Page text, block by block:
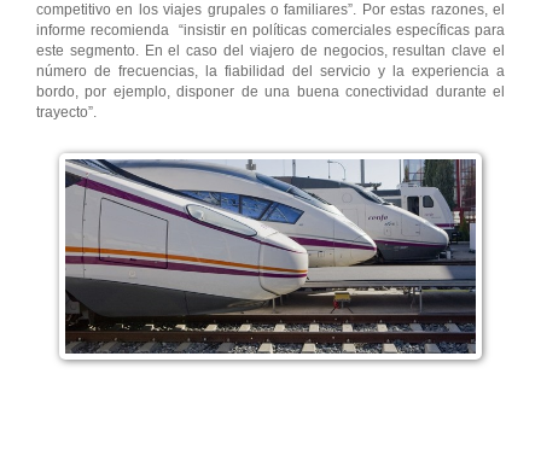
competitivo en los viajes grupales o familiares”. Por estas razones, el
informe recomienda “insistir en políticas comerciales específicas para
este segmento. En el caso del viajero de negocios, resultan clave el
número de frecuencias, la fiabilidad del servicio y la experiencia a
bordo, por ejemplo, disponer de una buena conectividad durante el
trayecto”.